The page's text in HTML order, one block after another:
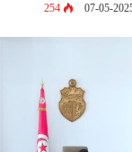
254